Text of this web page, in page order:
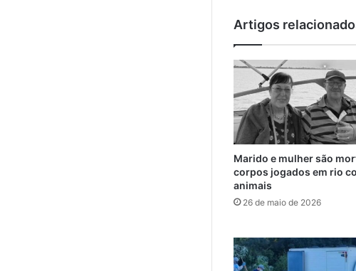
Artigos
Marido e mulher são
corpos jogados em rio
animais
26 de maio de 2026